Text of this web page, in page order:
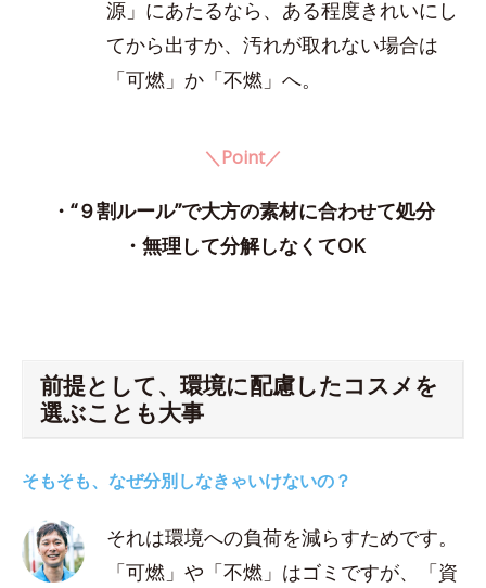
源」にあたるなら、ある程度きれいにし
てから出すか、汚れが取れない場合は
「可燃」か「不燃」へ。
＼Point／
・“９割ルール”で大方の素材に合わせて処分
・無理して分解しなくてOK
前提として、環境に配慮したコスメを
選ぶことも大事
そもそも、なぜ分別しなきゃいけないの？
それは環境への負荷を減らすためです。
「可燃」や「不燃」はゴミですが、「資